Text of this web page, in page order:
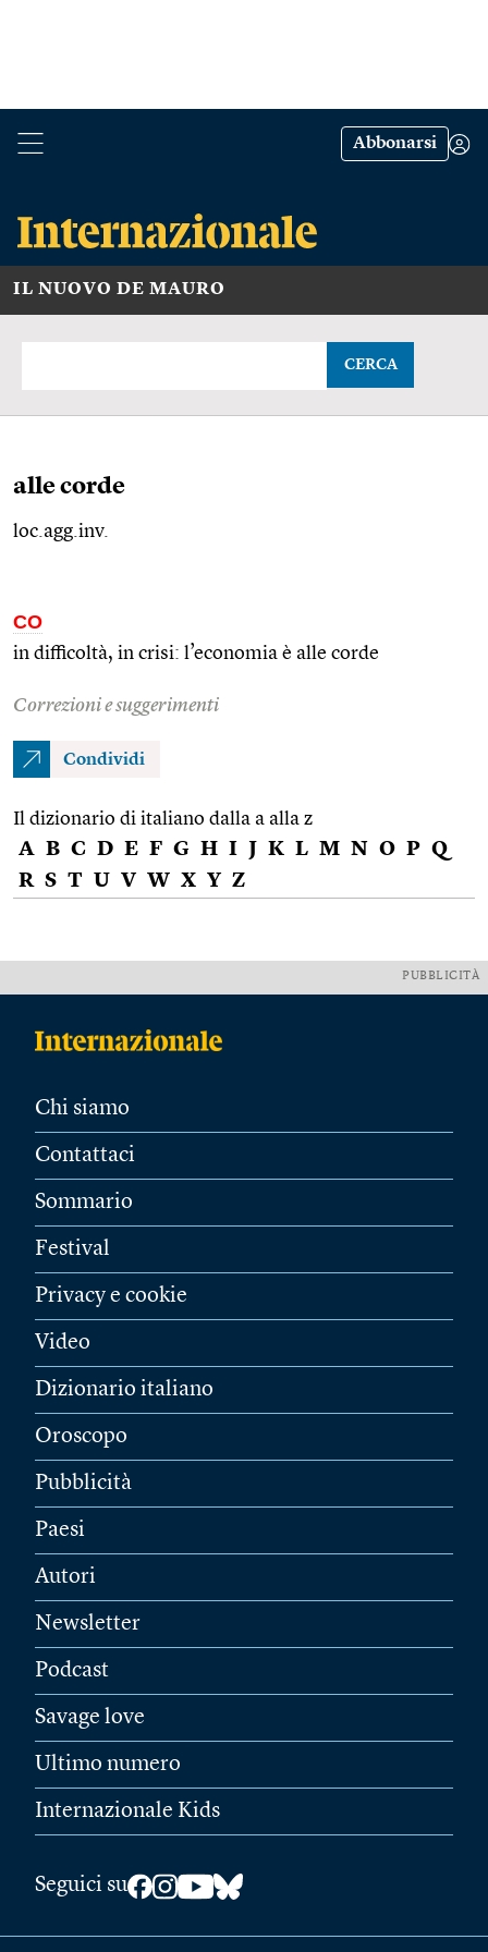
Abbonarsi
IL NUOVO DE MAURO
CERCA
alle corde
loc.agg.inv.
CO
in difficoltà, in crisi: l’economia è alle corde
Correzioni e suggerimenti
Condividi
Il dizionario di italiano dalla a alla z
A B C D E F G H I J K L M N O P Q
R S T U V W X Y Z
PUBBLICITÀ
Chi siamo
Contattaci
Sommario
Festival
Privacy e cookie
Video
Dizionario italiano
Oroscopo
Pubblicità
Paesi
Autori
Newsletter
Podcast
Savage love
Ultimo numero
Internazionale Kids
Seguici su